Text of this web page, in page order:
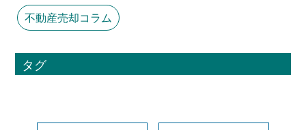
不動産売却コラム
タグ